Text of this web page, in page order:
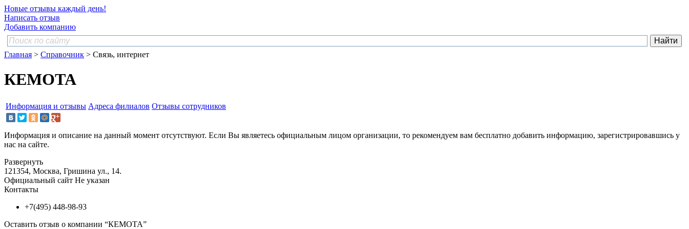
Новые отзывы каждый день!
Написать отзыв
Добавить компанию
Главная > Справочник > Связь, интернет
КЕМОТА
Информация и отзывы Адреса филиалов Отзывы сотрудников
Информация и описание на данный момент отсутствуют. Если Вы являетесь официальным лицом организации, то рекомендуем вам бесплатно добавить информацию, зарегистрировавшись у
нас на сайте.
Развернуть
121354, Москва, Гришина ул., 14.
Официальный сайт Не указан
Контакты
+7(495) 448-98-93
Оставить отзыв о компании “КЕМОТА”